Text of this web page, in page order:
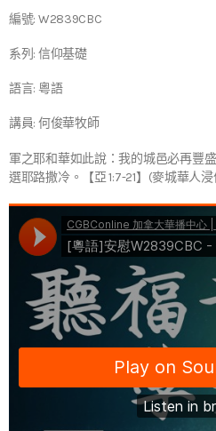
編號: W2839CBC
系列: 信仰基礎
語言: 粵語
講員: 何俊華牧師
軍之耶和華如此說：我的城邑必再豐
選耶路撒冷。【亞 1:7-21】(麥城華人